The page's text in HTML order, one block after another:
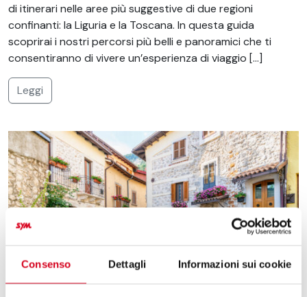
Consenso Dettagli Informazioni sui cookie
di itinerari nelle aree più suggestive di due regioni
confinanti: la Liguria e la Toscana. In questa guida
scoprirai i nostri percorsi più belli e panoramici che ti
consentiranno di vivere un’esperienza di viaggio […]
Leggi